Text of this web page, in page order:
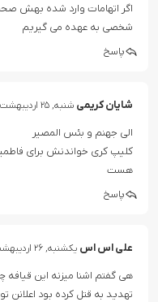
اگر اتهامات وارد شده بهش
شخصی به عهده می گیریم
پاسخ
شایان کریمی شنبه, ۲۵ اردیبهشت, ۱۴۰۰ - ۲۱:۲۴
الی جهنم و بئس المصیر
کلیپ کری خواندنش برای
هست
پاسخ
علی اس اس یکشنبه, ۲۶ اردیبهشت, ۱۴۰۰ - ۰۸:۵۳
هی گفتم اشنا میزنه این
تهدید به قتل کرده بود